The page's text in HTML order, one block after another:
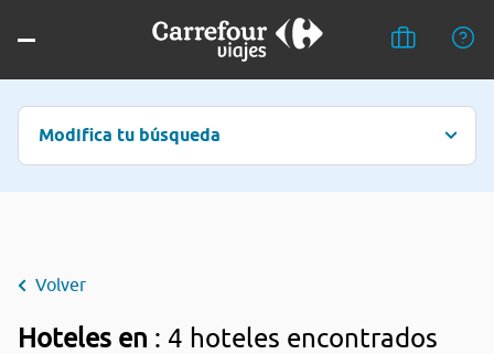
Modifica tu búsqueda
Volver
Hoteles en : 4 hoteles encontrados